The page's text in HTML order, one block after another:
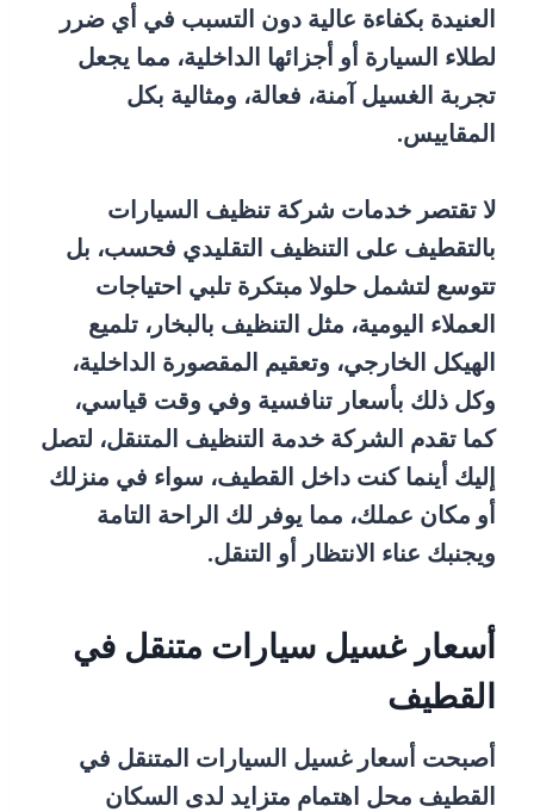
العنيدة بكفاءة عالية دون التسبب في أي ضرر
لطلاء السيارة أو أجزائها الداخلية، مما يجعل
تجربة الغسيل آمنة، فعالة، ومثالية بكل
المقاييس.
لا تقتصر خدمات شركة تنظيف السيارات
بالتقطيف على التنظيف التقليدي فحسب، بل
تتوسع لتشمل حلولا مبتكرة تلبي احتياجات
العملاء اليومية، مثل التنظيف بالبخار، تلميع
الهيكل الخارجي، وتعقيم المقصورة الداخلية،
وكل ذلك بأسعار تنافسية وفي وقت قياسي،
كما تقدم الشركة خدمة التنظيف المتنقل، لتصل
إليك أينما كنت داخل القطيف، سواء في منزلك
أو مكان عملك، مما يوفر لك الراحة التامة
ويجنبك عناء الانتظار أو التنقل.
أسعار غسيل سيارات متنقل في
القطيف
أصبحت أسعار غسيل السيارات المتنقل في
القطيف محل اهتمام متزايد لدى السكان